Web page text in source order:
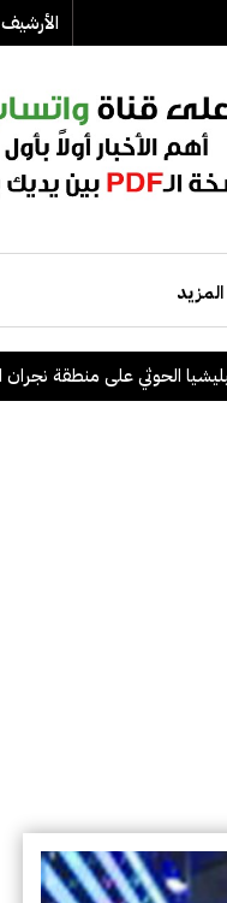
الأرشيف
المزيد
منطقة نجران السعودية .